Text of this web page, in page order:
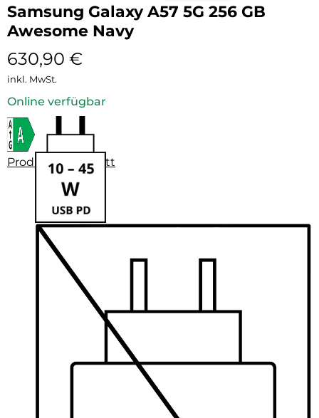
Samsung Galaxy A57 5G 256 GB
Awesome Navy
630,90 €
inkl. MwSt.
Online verfügbar
Produktdatenblatt